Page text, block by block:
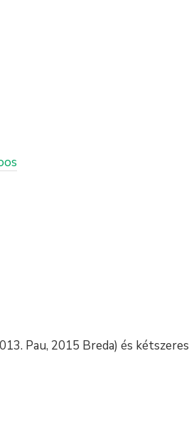
Pau, 2015 Breda) és kétszeres